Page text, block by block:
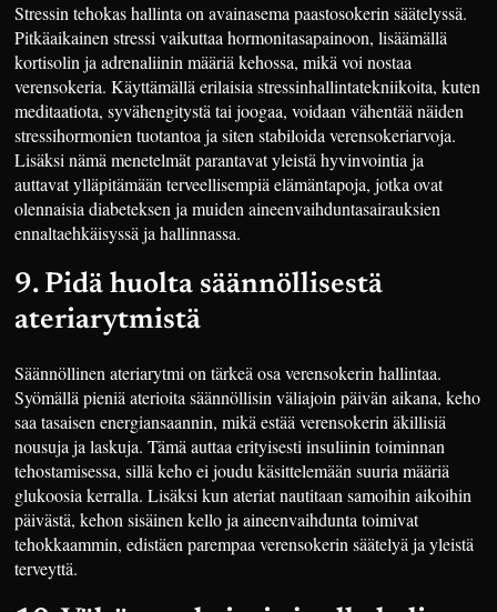
Stressin tehokas hallinta on avainasema paastosokerin säätelyssä.
Pitkäaikainen stressi vaikuttaa hormonitasapainoon, lisäämällä
kortisolin ja adrenaliinin määriä kehossa, mikä voi nostaa
verensokeria. Käyttämällä erilaisia stressinhallintatekniikoita, kuten
meditaatiota, syvähengitystä tai joogaa, voidaan vähentää näiden
stressihormonien tuotantoa ja siten stabiloida verensokeriarvoja.
Lisäksi nämä menetelmät parantavat yleistä hyvinvointia ja
auttavat ylläpitämään terveellisempiä elämäntapoja, jotka ovat
olennaisia diabeteksen ja muiden aineenvaihduntasairauksien
ennaltaehkäisyssä ja hallinnassa.
9. Pidä huolta säännöllisestä
ateriarytmistä
Säännöllinen ateriarytmi on tärkeä osa verensokerin hallintaa.
Syömällä pieniä aterioita säännöllisin väliajoin päivän aikana, keho
saa tasaisen energiansaannin, mikä estää verensokerin äkillisiä
nousuja ja laskuja. Tämä auttaa erityisesti insuliinin toiminnan
tehostamisessa, sillä keho ei joudu käsittelemään suuria määriä
glukoosia kerralla. Lisäksi kun ateriat nautitaan samoihin aikoihin
päivästä, kehon sisäinen kello ja aineenvaihdunta toimivat
tehokkaammin, edistäen parempaa verensokerin säätelyä ja yleistä
terveyttä.